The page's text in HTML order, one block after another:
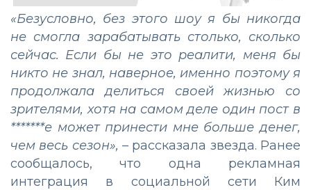
«Безусловно, без этого шоу я бы никогда
не смогла зарабатывать столько, сколько
сейчас. Если бы не это реалити, меня бы
никто не знал, наверное, именно поэтому я
продолжала делиться своей жизнью со
зрителями, хотя на самом деле один пост в
*******е может принести мне больше денег,
чем весь сезон», – рассказала звезда. Ранее
сообщалось, что одна рекламная
интеграция в социальной сети Ким